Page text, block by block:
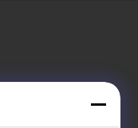
ン道路 富ヨン